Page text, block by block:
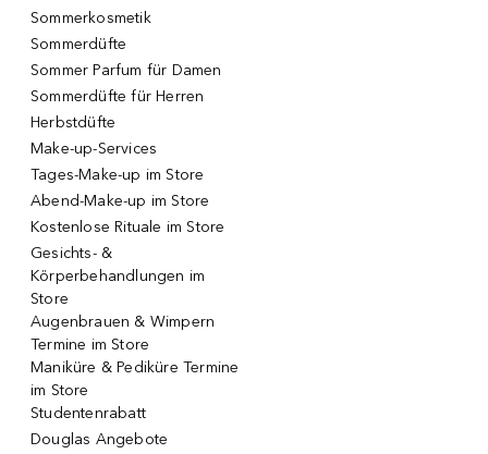
Sommerkosmetik
Sommerdüfte
Sommer Parfum für Damen
Sommerdüfte für Herren
Herbstdüfte
Make-up-Services
Tages-Make-up im Store
Abend-Make-up im Store
Kostenlose Rituale im Store
Gesichts- &
Körperbehandlungen im
Store
Augenbrauen & Wimpern
Termine im Store
Maniküre & Pediküre Termine
im Store
Studentenrabatt
Douglas Angebote